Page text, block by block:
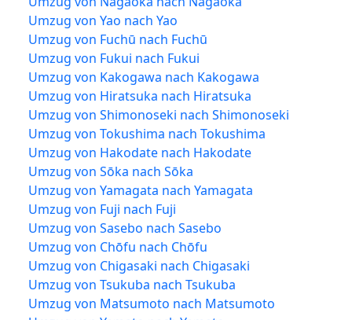
Umzug von Yao nach Yao
Umzug von Fuchū nach Fuchū
Umzug von Fukui nach Fukui
Umzug von Kakogawa nach Kakogawa
Umzug von Hiratsuka nach Hiratsuka
Umzug von Shimonoseki nach Shimonoseki
Umzug von Tokushima nach Tokushima
Umzug von Hakodate nach Hakodate
Umzug von Sōka nach Sōka
Umzug von Yamagata nach Yamagata
Umzug von Fuji nach Fuji
Umzug von Sasebo nach Sasebo
Umzug von Chōfu nach Chōfu
Umzug von Chigasaki nach Chigasaki
Umzug von Tsukuba nach Tsukuba
Umzug von Matsumoto nach Matsumoto